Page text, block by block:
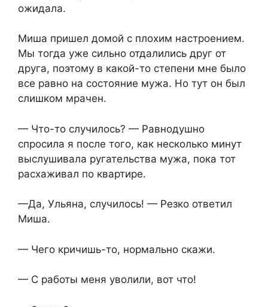
ожидала.
Миша пришел домой с плохим настроением.
Мы тогда уже сильно отдалились друг от
друга, поэтому в какой-то степени мне было
все равно на состояние мужа. Но тут он был
слишком мрачен.
— Что-то случилось? — Равнодушно
спросила я после того, как несколько минут
выслушивала ругательства мужа, пока тот
расхаживал по квартире.
—Да, Ульяна, случилось! — Резко ответил
Миша.
— Чего кричишь-то, нормально скажи.
— С работы меня уволили, вот что!